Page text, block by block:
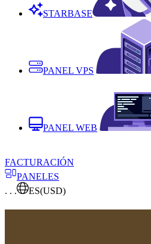
STARBASE
PANEL VPS
PANEL WEB
FACTURACIÓN
PANELES
. . .
ES(USD)